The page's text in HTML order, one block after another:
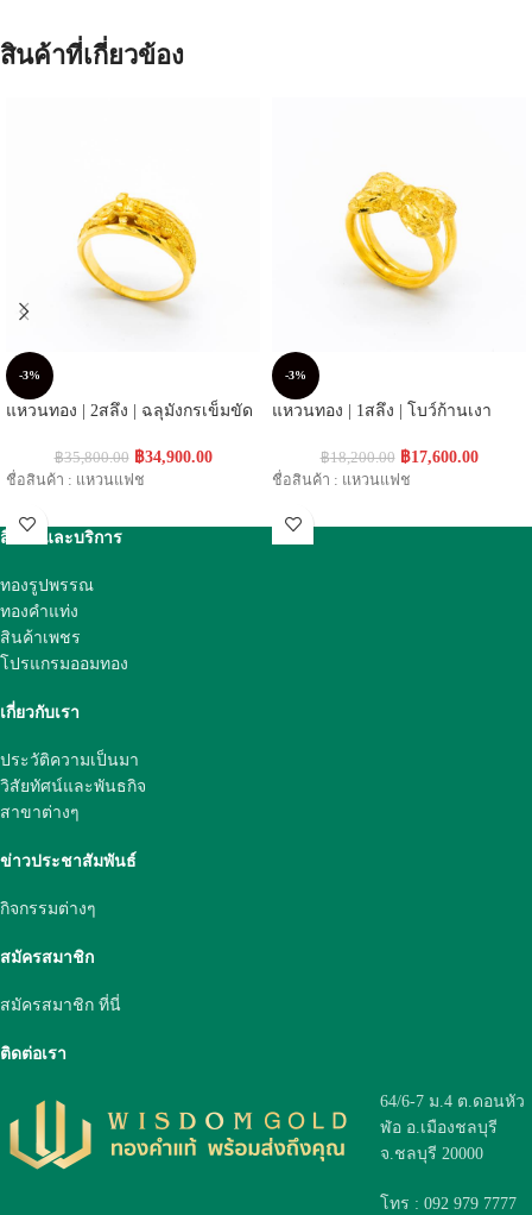
สินค้าที่เกี่ยวข้อง
-3%
แหวนทอง | 2สลึง | ฉลุมังกรเข็มขัด
฿35,800.00 ฿34,900.00
ชื่อสินค้า : แหวนแฟช
-3%
แหวนทอง | 1สลึง | โบว์ก้านเงา
฿18,200.00 ฿17,600.00
ชื่อสินค้า : แหวนแฟช
สินค้าและบริการ
ทองรูปพรรณ
ทองคำแท่ง
สินค้าเพชร
โปรแกรมออมทอง
เกี่ยวกับเรา
ประวัติความเป็นมา
วิสัยทัศน์และพันธกิจ
สาขาต่างๆ
ข่าวประชาสัมพันธ์
กิจกรรมต่างๆ
สมัครสมาชิก
สมัครสมาชิก ที่นี่
ติดต่อเรา
64/6-7 ม.4 ต.ดอนหัว
ฬ่อ อ.เมืองชลบุรี
จ.ชลบุรี 20000
โทร : 092 979 7777